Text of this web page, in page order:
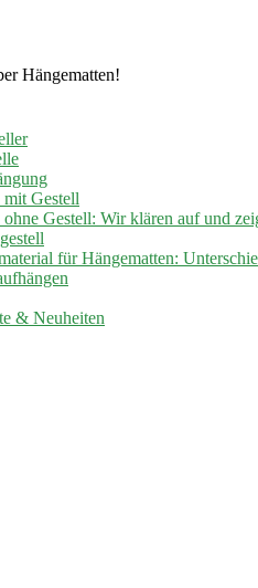
Hängematten!
mit Gestell
ohne Gestell: Wir klären auf und
für Hängematten:
& Neuheiten